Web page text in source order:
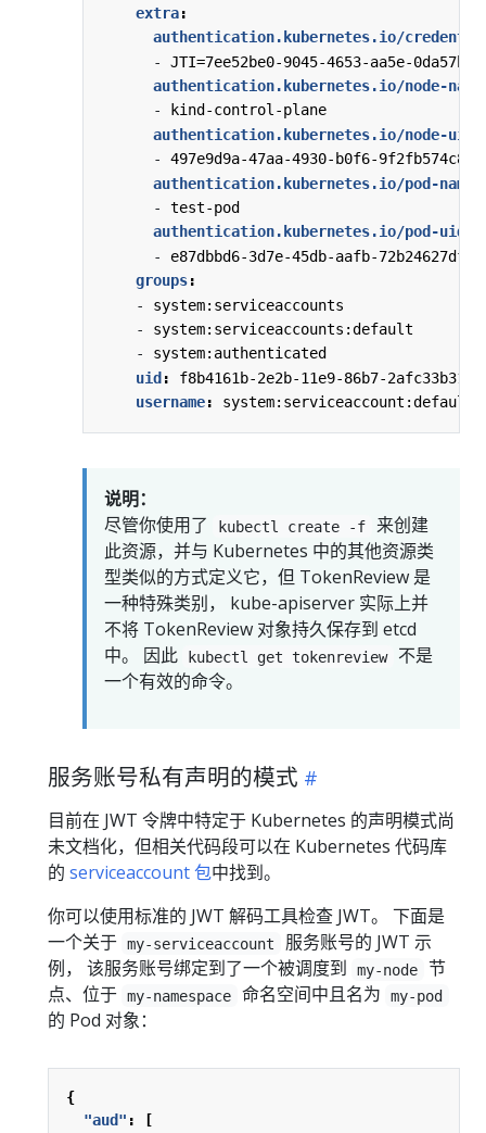
extra:
authentication.kubernetes.io/
- JTI=7ee52be0-9045-4653-aa5e-
authentication.kubernetes.io/node-name
-
kind-control-plane
authentication.kubernetes.io/node-uid
- 497e9d9a-47aa-4930-b0f6-9f2fb574c8c6
authentication.kubernetes.io/pod-name
- test-pod
authentication.kubernetes.io/pod-uid
- e87dbbd6-3d7e-45db-aafb-72b24627dff5
groups:
- system:serviceaccounts
- system:serviceaccounts:default
- system:authenticated
uid :
f8b4161b-2e2b-11e9-86b7-
username:
说明：
尽管你使用了
kubectl create -f
来创建
此资源，并与 Kubernetes 中的其他资源类
型类似的方式定义它，但 TokenReview 是
一种特殊类别， kube-apiserver 实际上并
不将 TokenReview 对象持久保存到 etcd
中。 因此
kubectl get tokenreview
不是
一个有效的命令。
服务账号私有声明的模式
目前在 JWT 令牌中特定于 Kubernetes 的声明模式尚
未文档化，但相关代码段可以在 Kubernetes 代码库
的 serviceaccount 包中找到。
你可以使用标准的 JWT 解码工具检查 JWT。 下面是
一个关于 my-serviceaccount
服务账号的 JWT 示
例， 该服务账号绑定到了一个被调度到
my-node
节
点、位于 my-namespace 命名空间中且名为 my-pod
的 Pod 对象：
{
"aud" :
[